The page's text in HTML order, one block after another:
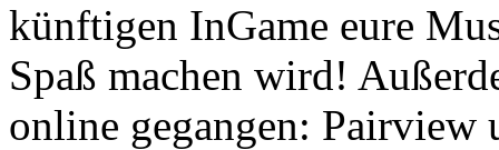
künftigen InGame eure
Spaß machen wird!
online gegangen: